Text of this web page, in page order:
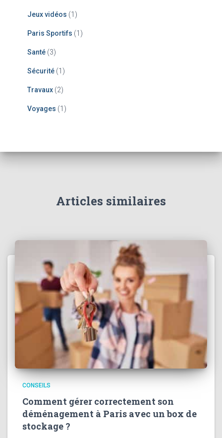
Jeux vidéos (1)
Paris Sportifs (1)
Santé (3)
Sécurité (1)
Travaux (2)
Voyages (1)
Articles similaires
CONSEILS
Comment gérer correctement son
déménagement à Paris avec un box de
stockage ?